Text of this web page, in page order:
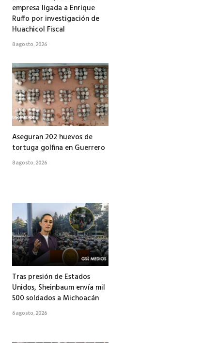
empresa ligada a Enrique
Ruffo por investigación de
Huachicol Fiscal
8 agosto, 2026
Aseguran 202 huevos de
tortuga golfina en Guerrero
8 agosto, 2026
Tras presión de Estados
Unidos, Sheinbaum envía mil
500 soldados a Michoacán
6 agosto, 2026